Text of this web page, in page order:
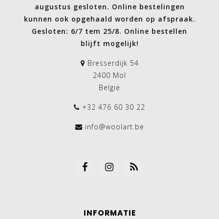
augustus gesloten. Online bestelingen
kunnen ook opgehaald worden op afspraak.
Gesloten: 6/7 tem 25/8. Online bestellen
blijft mogelijk!
Bresserdijk 54
2400 Mol
België
+32 476 60 30 22
info@woolart.be
INFORMATIE